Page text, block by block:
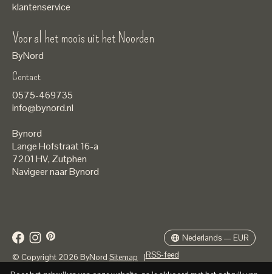
klantenservice
Voor al het moois uit het Noorden
ByNord
Contact
0575-469735
info@bynord.nl
Bynord
Lange Hofstraat 16-a
7201 HV, Zutphen
Navigeer naar Bynord
© Copyright 2026 ByNord Sitemap |RSS-feed
Nederlands — EUR